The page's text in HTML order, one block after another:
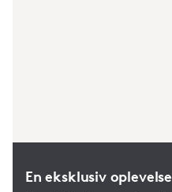
En eksklusiv oplevelse